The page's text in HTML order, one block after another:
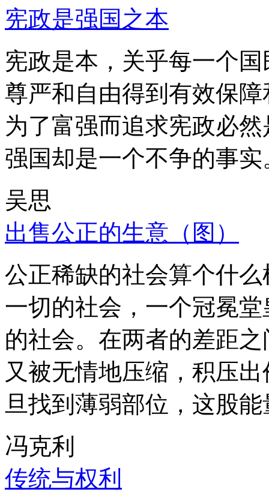
宪政是强国之本
宪政是本，关乎每一个
尊严和自由得到有效保
为了富强而追求宪政必
强国却是一个不争的事实
吴思
出售公正的生意（图）
公正稀缺的社会算个什
一切的社会，一个冠冕
的社会。在两者的差距
又被无情地压缩，积压
旦找到薄弱部位，这股
冯克利
传统与权利